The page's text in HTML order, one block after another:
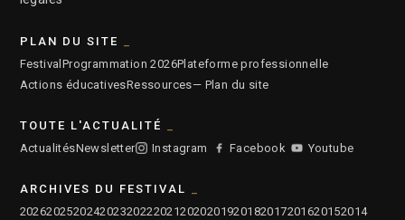
PLAN DU SITE
Festival Programmation 2026Plateforme professionnelle
Actions éducativesRessources— Plan du site
TOUTE L'ACTUALITÉ
ActualitésNewsletter Instagram Facebook Youtube
ARCHIVES DU FESTIVAL
2026202520242023202220212020201920182017201620152014